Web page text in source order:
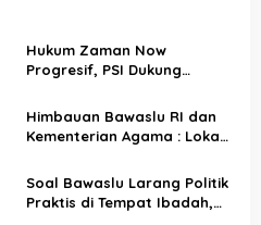
Hukum Zaman Now
Progresif, PSI Dukung
Himbauan Bawaslu RI dan
Kementerian Agama : Lokasi
Menggunakan Tempat
Ibadah
Soal Bawaslu Larang Politik
Praktis di Tempat Ibadah,